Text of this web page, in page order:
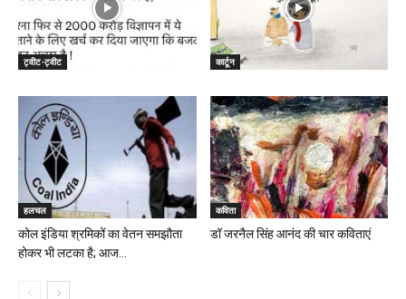
ट्वीट-ट्वीट कार्टून
हलचल
कोल इंडिया श्रमिकों का वेतन समझौता
होकर भी लटका है; आज...
कविता
डॉ जरनैल सिंह आनंद की चार कविताएं